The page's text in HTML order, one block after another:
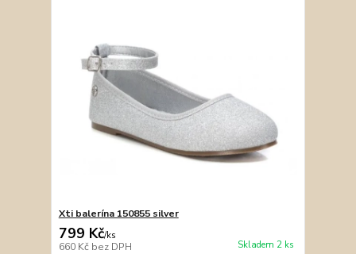
Xti balerína 150855 silver
799 Kč/ks
660 Kč bez DPH Skladem 2 ks